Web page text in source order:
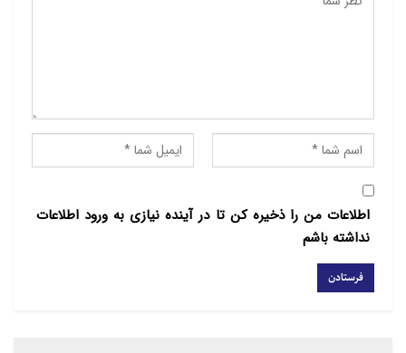
توسعه انسانی و صرف هزینه های سرسام
فراوان روبرو است. علیرغم تمامی کاستی
های داخلی و خارجی پس از گذر از حاکمیت
سیاه طالبان ، بارقه های امید فراوانی برای
با وجود سخت کوشی و همت والای زنان آن
به ارزش های ماندگاری تبدیل شد، ارزش
هایی که حتی برای زنان منطقه نیز نوید
اطلاعات من را ذخیره کن تا در آینده نیازی به ورود اطلاعات
نداشته باشم